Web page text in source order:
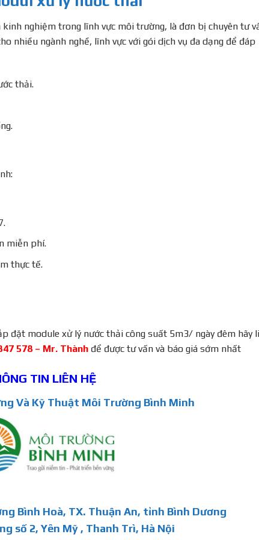
nghiệm trong lĩnh vực môi trường, là đơn bị chuyên tư
nhiều ngành nghề, lĩnh vực với gói dịch vụ đa dạng để đáp
thải.
miễn phí.
thực tế.
đặt module xử lý nước thải công suất 5m3/ ngày đêm hãy
578 – Mr. Thành để được tư vấn và báo giá sớm nhất
TIN LIÊN HỆ
Và Kỹ Thuật Môi Trường Bình Minh
Bình Hoà, TX. Thuận An, tỉnh Bình Dương
số 2, Yên Mỹ , Thanh Trì, Hà Nội